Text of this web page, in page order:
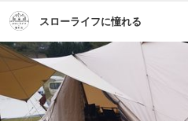
スローライフに憧れる